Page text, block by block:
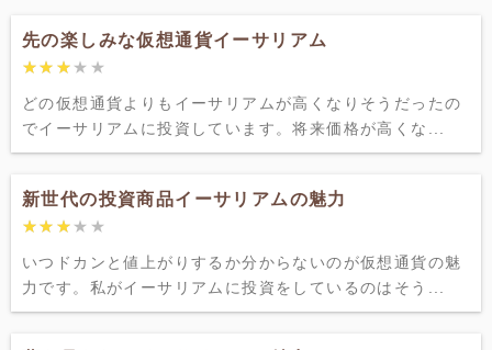
先の楽しみな仮想通貨イーサリアム
★★★★★
★★★★★
どの仮想通貨よりもイーサリアムが高くなりそうだったの
でイーサリアムに投資しています。将来価格が高くな...
新世代の投資商品イーサリアムの魅力
★★★★★
★★★★★
いつドカンと値上がりするか分からないのが仮想通貨の魅
力です。私がイーサリアムに投資をしているのはそう...